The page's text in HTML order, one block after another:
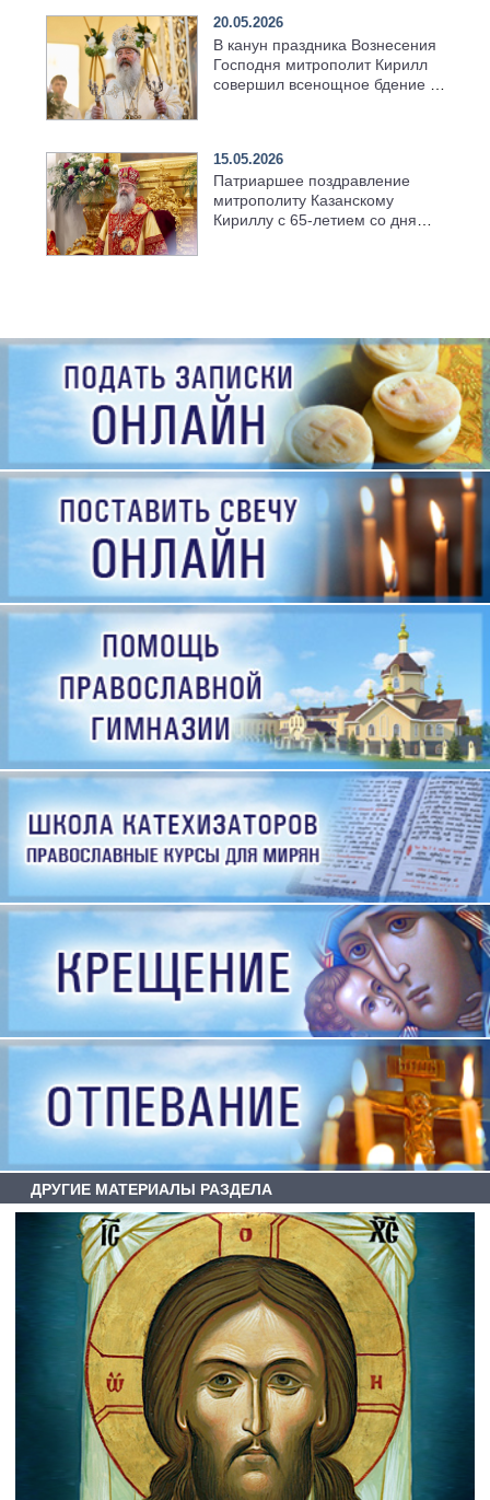
20.05.2026
В канун праздника Вознесения
Господня митрополит Кирилл
совершил всенощное бдение в
15.05.2026
Патриаршее поздравление
митрополиту Казанскому
Кириллу с 65-летием со дня
ДРУГИЕ МАТЕРИАЛЫ РАЗДЕЛА